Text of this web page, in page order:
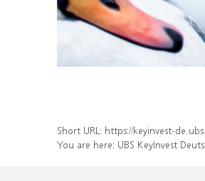
Short URL: https://keyinvest-
You are here: UBS KeyInvest